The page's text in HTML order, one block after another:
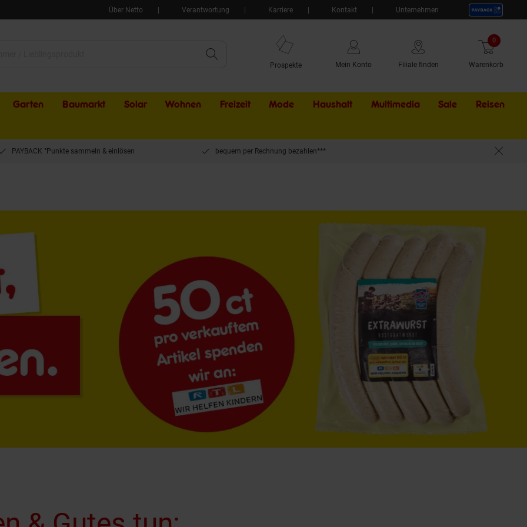
Über Netto Verantwortung Karriere Kontakt Unternehmen
Prospekte Mein Konto Filiale finden Warenkorb
0 Artikel
Garten Baumarkt Solar Wohnen Freizeit Mode Haushalt Multimedia Sale Externer
Reisen
PAYBACK °Punkte sammeln & einlösen bequem per Rechnung bezahlen***